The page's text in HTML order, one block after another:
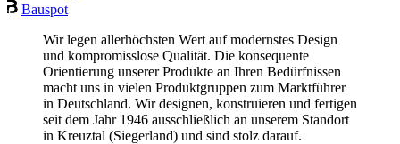
Bauspot
Wir legen allerhöchsten Wert auf modernstes Design
und kompromisslose Qualität. Die konsequente
Orientierung unserer Produkte an Ihren Bedürfnissen
macht uns in vielen Produktgruppen zum Marktführer
in Deutschland. Wir designen, konstruieren und fertigen
seit dem Jahr 1946 ausschließlich an unserem Standort
in Kreuztal (Siegerland) und sind stolz darauf.